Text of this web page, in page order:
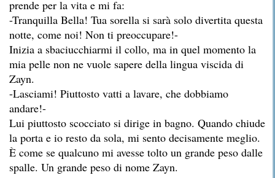
prende per la vita e mi fa:
-Tranquilla Bella! Tua sorella si sarà solo divertita questa
notte, come noi! Non ti preoccupare!-
Inizia a sbaciucchiarmi il collo, ma in quel momento la
mia pelle non ne vuole sapere della lingua viscida di
Zayn.
-Lasciami! Piuttosto vatti a lavare, che dobbiamo
andare!-
Lui piuttosto scocciato si dirige in bagno. Quando chiude
la porta e io resto da sola, mi sento decisamente meglio.
È come se qualcuno mi avesse tolto un grande peso dalle
spalle. Un grande peso di nome Zayn.